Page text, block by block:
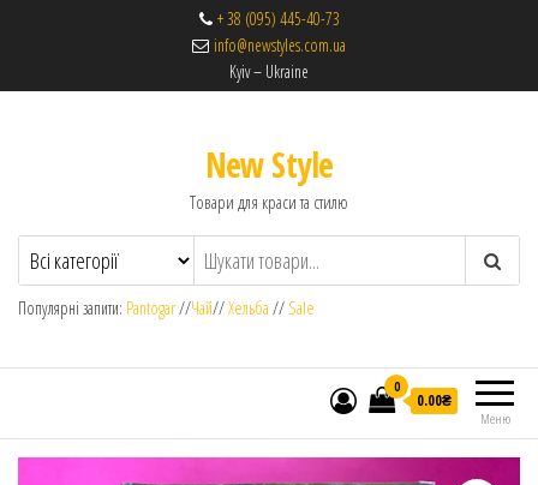
+ 38 (095) 445-40-73
info@newstyles.com.ua
Kyiv – Ukraine
New Style
Товари для краси та стилю
Популярні запити: Pantogar//Чай//Хельба // Sale
Меню
0
0.00₴